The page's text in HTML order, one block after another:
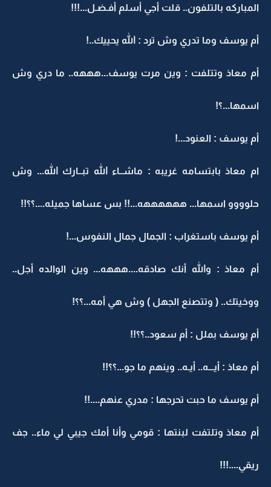
المباركه بالتلفون.. قلت أجي أسلم أفـضـل...!!!
أم يوسف وما تدري وش ترد : الله يحييك..!
أم معاذ وتتلفت : وين مرت يوسف...هههه.. ما دري وش
اسمها...؟!
أم يوسف : العنود...!
ام معاذ بابتسامه غريبه : ماشــاء الله تبــارك الله... وش
حلوووو اسمها... ههههههه...!! بس عساها جميله....؟؟!!
أم يوسف باستغراب : الجمال جمال النفوس...!
أم معاذ : والله أنك صادقه....هههه... وين الوالده أجل..
ووخيتك.. ( وتتصنع الجهل ) وش هي أمه...؟؟!
أم يوسف بملل : أم سعود..؟؟!!
أم معاذ : أيـــه.. أيـه.. وينهم ما جو...؟؟!!
أم يوسف ما حبت تحرجها : مدري عنهم....!!
أم معاذ وتلتفت لبنتها : قومي وأنا أمك جيبي لي ماء.. جف
ريقي....!!!